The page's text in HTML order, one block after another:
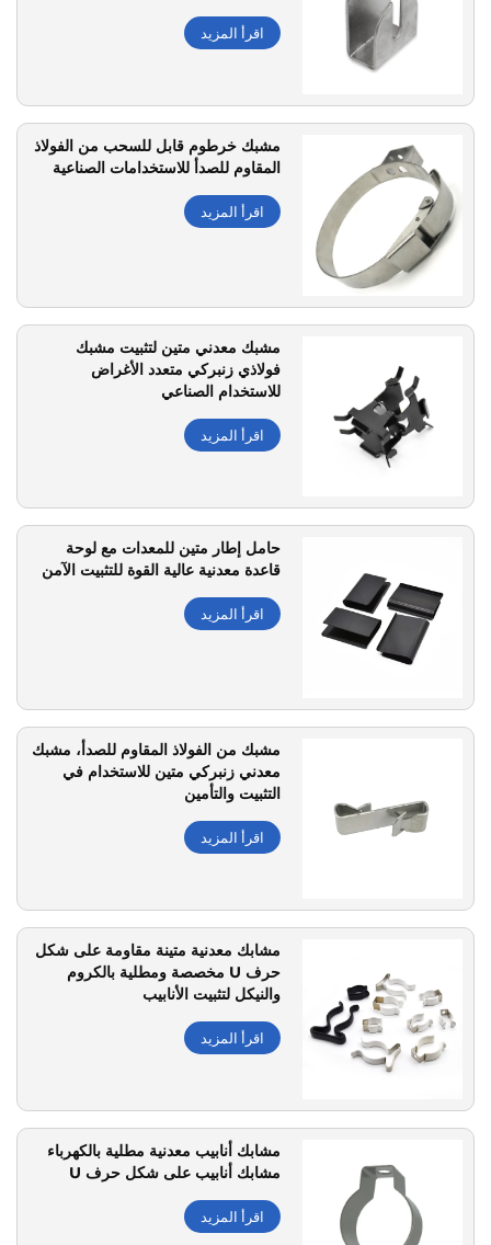
اقرأ المزيد
مشبك خرطوم قابل للسحب من الفولاذ
المقاوم للصدأ للاستخدامات الصناعية
اقرأ المزيد
مشبك معدني متين لتثبيت مشبك
فولاذي زنبركي متعدد الأغراض
للاستخدام الصناعي
اقرأ المزيد
حامل إطار متين للمعدات مع لوحة
قاعدة معدنية عالية القوة للتثبيت الآمن
اقرأ المزيد
مشبك من الفولاذ المقاوم للصدأ، مشبك
معدني زنبركي متين للاستخدام في
التثبيت والتأمين
اقرأ المزيد
مشابك معدنية متينة مقاومة على شكل
حرف U مخصصة ومطلية بالكروم
والنيكل لتثبيت الأنابيب
اقرأ المزيد
مشابك أنابيب معدنية مطلية بالكهرباء
مشابك أنابيب على شكل حرف U
اقرأ المزيد